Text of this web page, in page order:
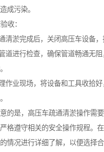
成污染。
收：
淤完成后，关闭高压车设备，
道进行检查，确保管道畅通无阻
作业现场，将设备和工具收拾好
的是，高压车疏通清淤操作需要
格遵守相关的安全操作规程。在
情况进行详细了解，以便选择